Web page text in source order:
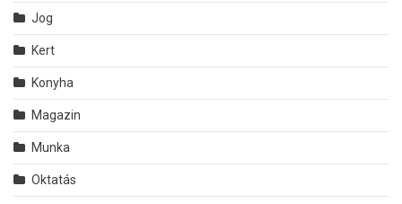
Jog
Kert
Konyha
Magazin
Munka
Oktatás